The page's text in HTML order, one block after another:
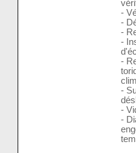
-
-
-
-
-
-
-
-